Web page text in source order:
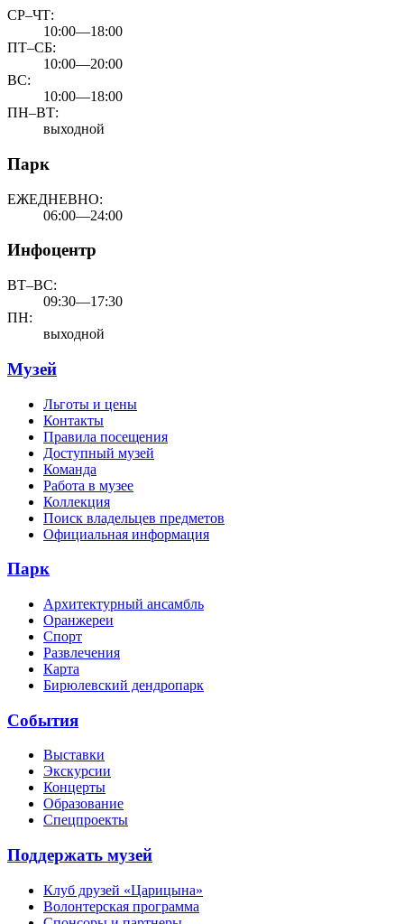
СР–ЧТ:
10:00—18:00
ПТ–СБ:
10:00—20:00
ВС:
10:00—18:00
ПН–ВТ:
выходной
Парк
ЕЖЕДНЕВНО:
06:00—24:00
Инфоцентр
ВТ–ВС:
09:30—17:30
ПН:
выходной
Музей
Льготы и цены
Контакты
Правила посещения
Доступный музей
Команда
Работа в музее
Коллекция
Поиск владельцев предметов
Официальная информация
Парк
Архитектурный ансамбль
Оранжереи
Спорт
Развлечения
Карта
Бирюлевский дендропарк
События
Выставки
Экскурсии
Концерты
Образование
Спецпроекты
Поддержать музей
Клуб друзей «Царицына»
Волонтерская программа